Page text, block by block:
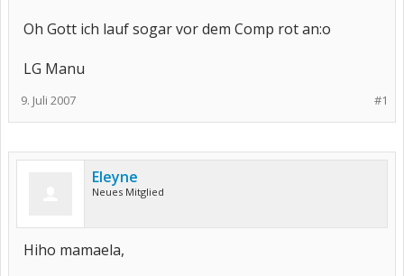
Oh Gott ich lauf sogar vor dem Comp rot an:o
LG Manu
#1
9. Juli 2007
Eleyne
Neues Mitglied
Hiho mamaela,